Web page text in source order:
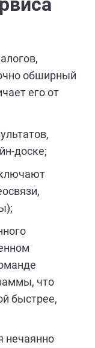
обширный
его от
доске;
что
быстрее,
нечаянно